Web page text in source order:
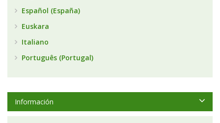
Español (España)
Euskara
Italiano
Português (Portugal)
Información